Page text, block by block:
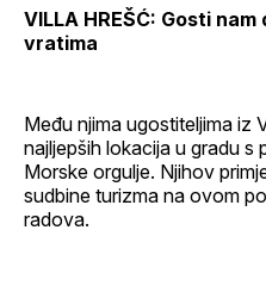
VILLA HREŠĆ: Gosti
vratima
Među njima ugostiteljima iz
najljepših lokacija u gradu s
Morske orgulje. Njihov
sudbine turizma na ovom
radova.